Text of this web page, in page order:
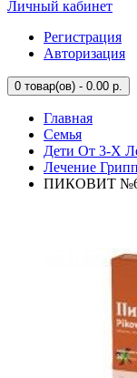
Личный кабинет
Регистрация
Авторизация
0 товар(ов) - 0.00 р.
Главная
Семья
Дети От 3-Х
Лечение
ПИКОВИТ